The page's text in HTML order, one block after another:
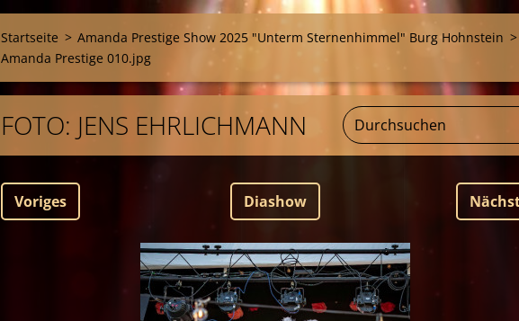
Startseite > Amanda Prestige Show 2025 "Unterm Sternenhimmel" Burg Hohnstein >
Amanda Prestige 010.jpg
FOTO: JENS EHRLICHMANN
Voriges Diashow